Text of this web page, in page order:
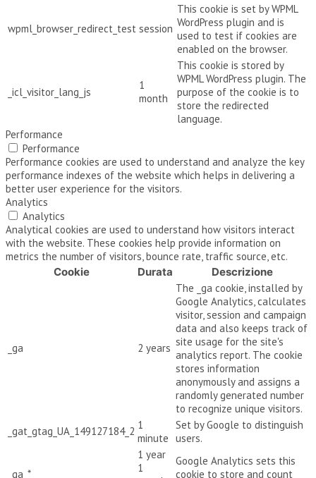
wpml_browser_redirect_test session
This cookie is set by WPML
WordPress plugin and is
used to test if cookies are
enabled on the browser.
_icl_visitor_lang_js
1
month
This cookie is stored by
WPML WordPress plugin. The
purpose of the cookie is to
store the redirected
language.
Performance
Performance
Performance cookies are used to understand and analyze the key
performance indexes of the website which helps in delivering a
better user experience for the visitors.
Analytics
Analytics
Analytical cookies are used to understand how visitors interact
with the website. These cookies help provide information on
metrics the number of visitors, bounce rate, traffic source, etc.
Cookie
Durata Descrizione
_ga 2 years
The _ga cookie, installed by
Google Analytics, calculates
visitor, session and campaign
data and also keeps track of
site usage for the site's
analytics report. The cookie
stores information
anonymously and assigns a
randomly generated number
to recognize unique visitors.
_gat_gtag_UA_149127184_2 1
minute
Set by Google to distinguish
users.
_ga_*
1 year
1
Google Analytics sets this
cookie to store and count